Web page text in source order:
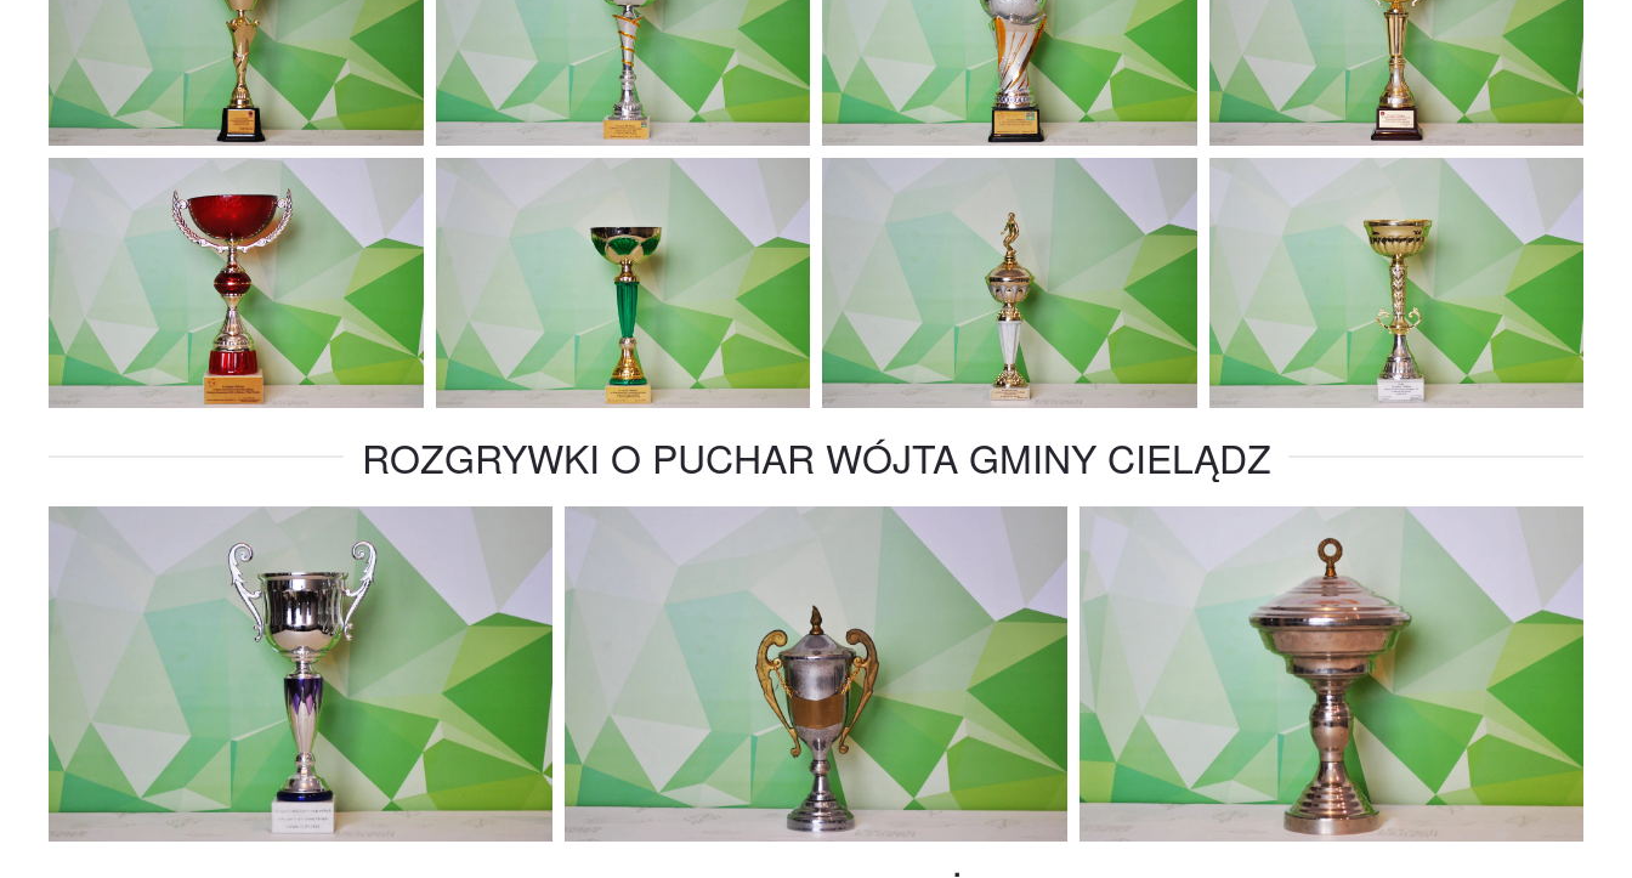
ROZGRYWKI O PUCHAR WÓJTA GMINY CIELĄDZ